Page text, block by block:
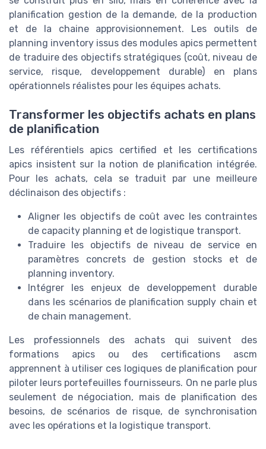
planification gestion de la demande, de la production
et de la chaine approvisionnement. Les outils de
planning inventory issus des modules apics permettent
de traduire des objectifs stratégiques (coût, niveau de
service, risque, developpement durable) en plans
opérationnels réalistes pour les équipes achats.
Transformer les objectifs achats en plans
de planification
Les référentiels apics certified et les certifications
apics insistent sur la notion de planification intégrée.
Pour les achats, cela se traduit par une meilleure
déclinaison des objectifs :
Aligner les objectifs de coût avec les contraintes
de capacity planning et de logistique transport.
Traduire les objectifs de niveau de service en
paramètres concrets de gestion stocks et de
planning inventory.
Intégrer les enjeux de developpement durable
dans les scénarios de planification supply chain et
de chain management.
Les professionnels des achats qui suivent des
formations apics ou des certifications ascm
apprennent à utiliser ces logiques de planification pour
piloter leurs portefeuilles fournisseurs. On ne parle plus
seulement de négociation, mais de planification des
besoins, de scénarios de risque, de synchronisation
avec les opérations et la logistique transport.